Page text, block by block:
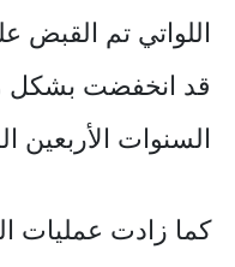
اللواتي تم القبض
قد انخفضت
السنوات الأربعين
كما زادت عمليات